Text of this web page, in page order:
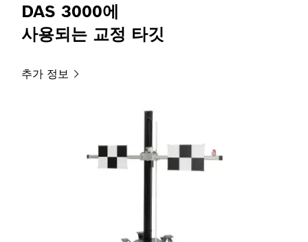
DAS 3000에
사용되는 교정 타깃
추가 정보